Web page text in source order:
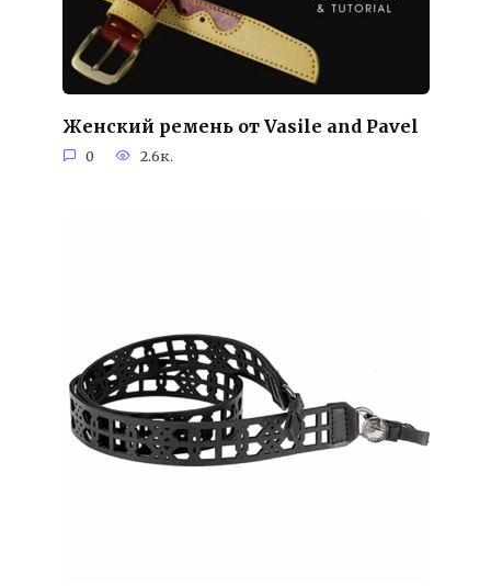
Женский ремень от Vasile and Pavel
0 2.6к.